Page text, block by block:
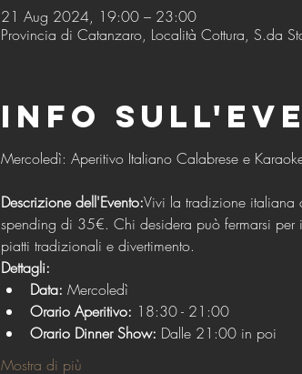
21 Aug 2024, 19:00 – 23:00
Provincia di Catanzaro, Località Cottura, S.da
Info
Descrizione dell'Evento:Vivi la tradizione italiana
spending di 35€. Chi desidera può fermarsi per
piatti tradizionali e divertimento.
Dettagli:
Data: Mercoledì
Orario Aperitivo: 18:30 - 21:00
Orario Dinner Show: Dalle 21:00 in poi
Mostra di più